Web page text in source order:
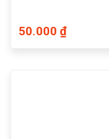
50.000 ₫